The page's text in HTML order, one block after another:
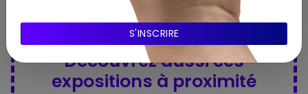
Découvrez aussi ces
expositions à proximité